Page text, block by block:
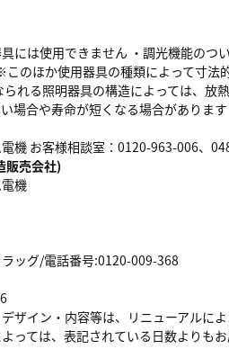
には使用できません ・調光機能のつ
のほか使用器具の種類によって寸法
れる照明器具の構造によっては、放
場合や寿命が短くなる場合があります
機 お客様相談室：0120-963-006、
販売会社)
機
ッグ/電話番号:0120-009-368
ザイン・内容等は、リニューアルに
っては、表記されている日数よりも